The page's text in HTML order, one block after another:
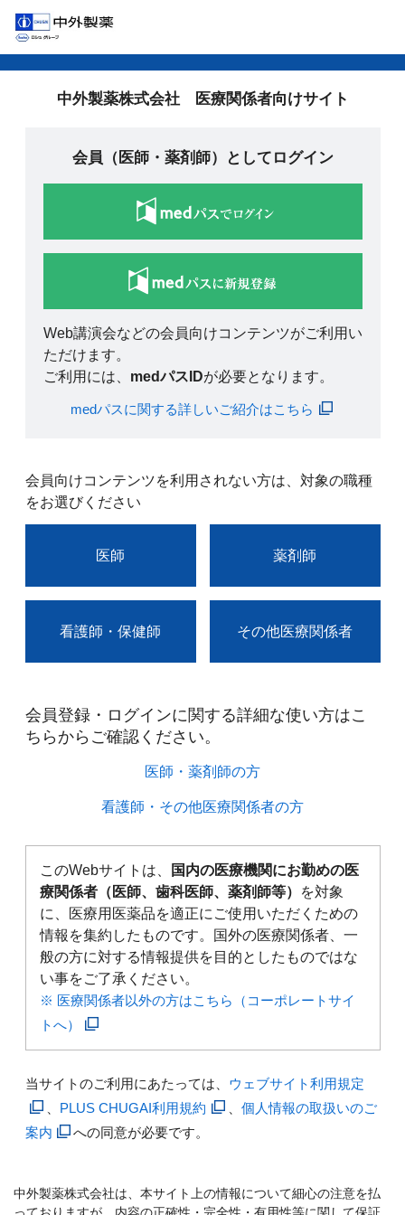
中外製薬株式会社 医療関係者向けサイト
会員（医師・薬剤師）としてログイン
Web講演会などの会員向けコンテンツがご利用い
ただけます。
ご利用には、 medパスIDが必要となります。
medパスに関する詳しいご紹介はこちら
会員向けコンテンツを利用されない方は、対象の職種
をお選びください
医師 薬剤師
看護師・保健師 その他医療関係者
会員登録・ログインに関する詳細な使い方はこ
ちらからご確認ください。​
医師・薬剤師の方​
看護師・その他医療関係者の方​
このWebサイトは、
国内の医療機関にお勤めの医
療関係者（医師、歯科医師、薬剤師等）
を対象
に、医療用医薬品を適正にご使用いただくための
情報を集約したものです。国外の医療関係者、一
般の方に対する情報提供を目的としたものではな
い事をご了承ください。
※ 医療関係者以外の方はこちら（コーポレートサイ
トへ）
当サイトのご利用にあたっては、 ウェブサイト利用規定
PLUS CHUGAI利用規約
個人情報の取扱いのご
案内
への同意が必要です。
中外製薬株式会社は、本サイト上の情報について細心の注意を払
っておりますが、内容の正確性・完全性・有用性等に関して保証